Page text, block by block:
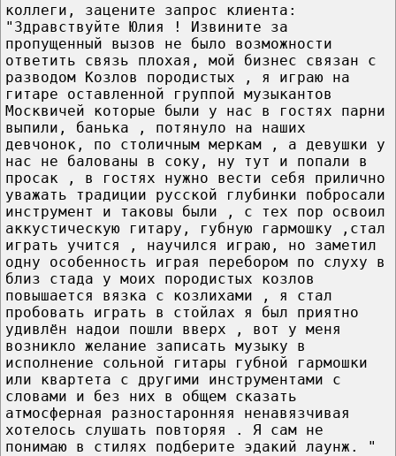
коллеги, зацените запрос клиента:
"Здравствуйте Юлия ! Извините за
пропущенный вызов не было возможности
ответить связь плохая, мой бизнес связан с
разводом Козлов породистых , я играю на
гитаре оставленной группой музыкантов
Москвичей которые были у нас в гостях парни
выпили, банька , потянуло на наших
девчонок, по столичным меркам , а девушки у
нас не балованы в соку, ну тут и попали в
просак , в гостях нужно вести себя прилично
уважать традиции русской глубинки побросали
инструмент и таковы были , с тех пор освоил
аккустическую гитару, губную гармошку ,стал
играть учится , научился играю, но заметил
одну особенность играя перебором по слуху в
близ стада у моих породистых козлов
повышается вязка с козлихами , я стал
пробовать играть в стойлах я был приятно
удивлён надои пошли вверх , вот у меня
возникло желание записать музыку в
исполнение сольной гитары губной гармошки
или квартета с другими инструментами с
словами и без них в общем сказать
атмосферная разностаронняя ненавязчивая
хотелось слушать повторяя . Я сам не
понимаю в стилях подберите эдакий лаунж. "